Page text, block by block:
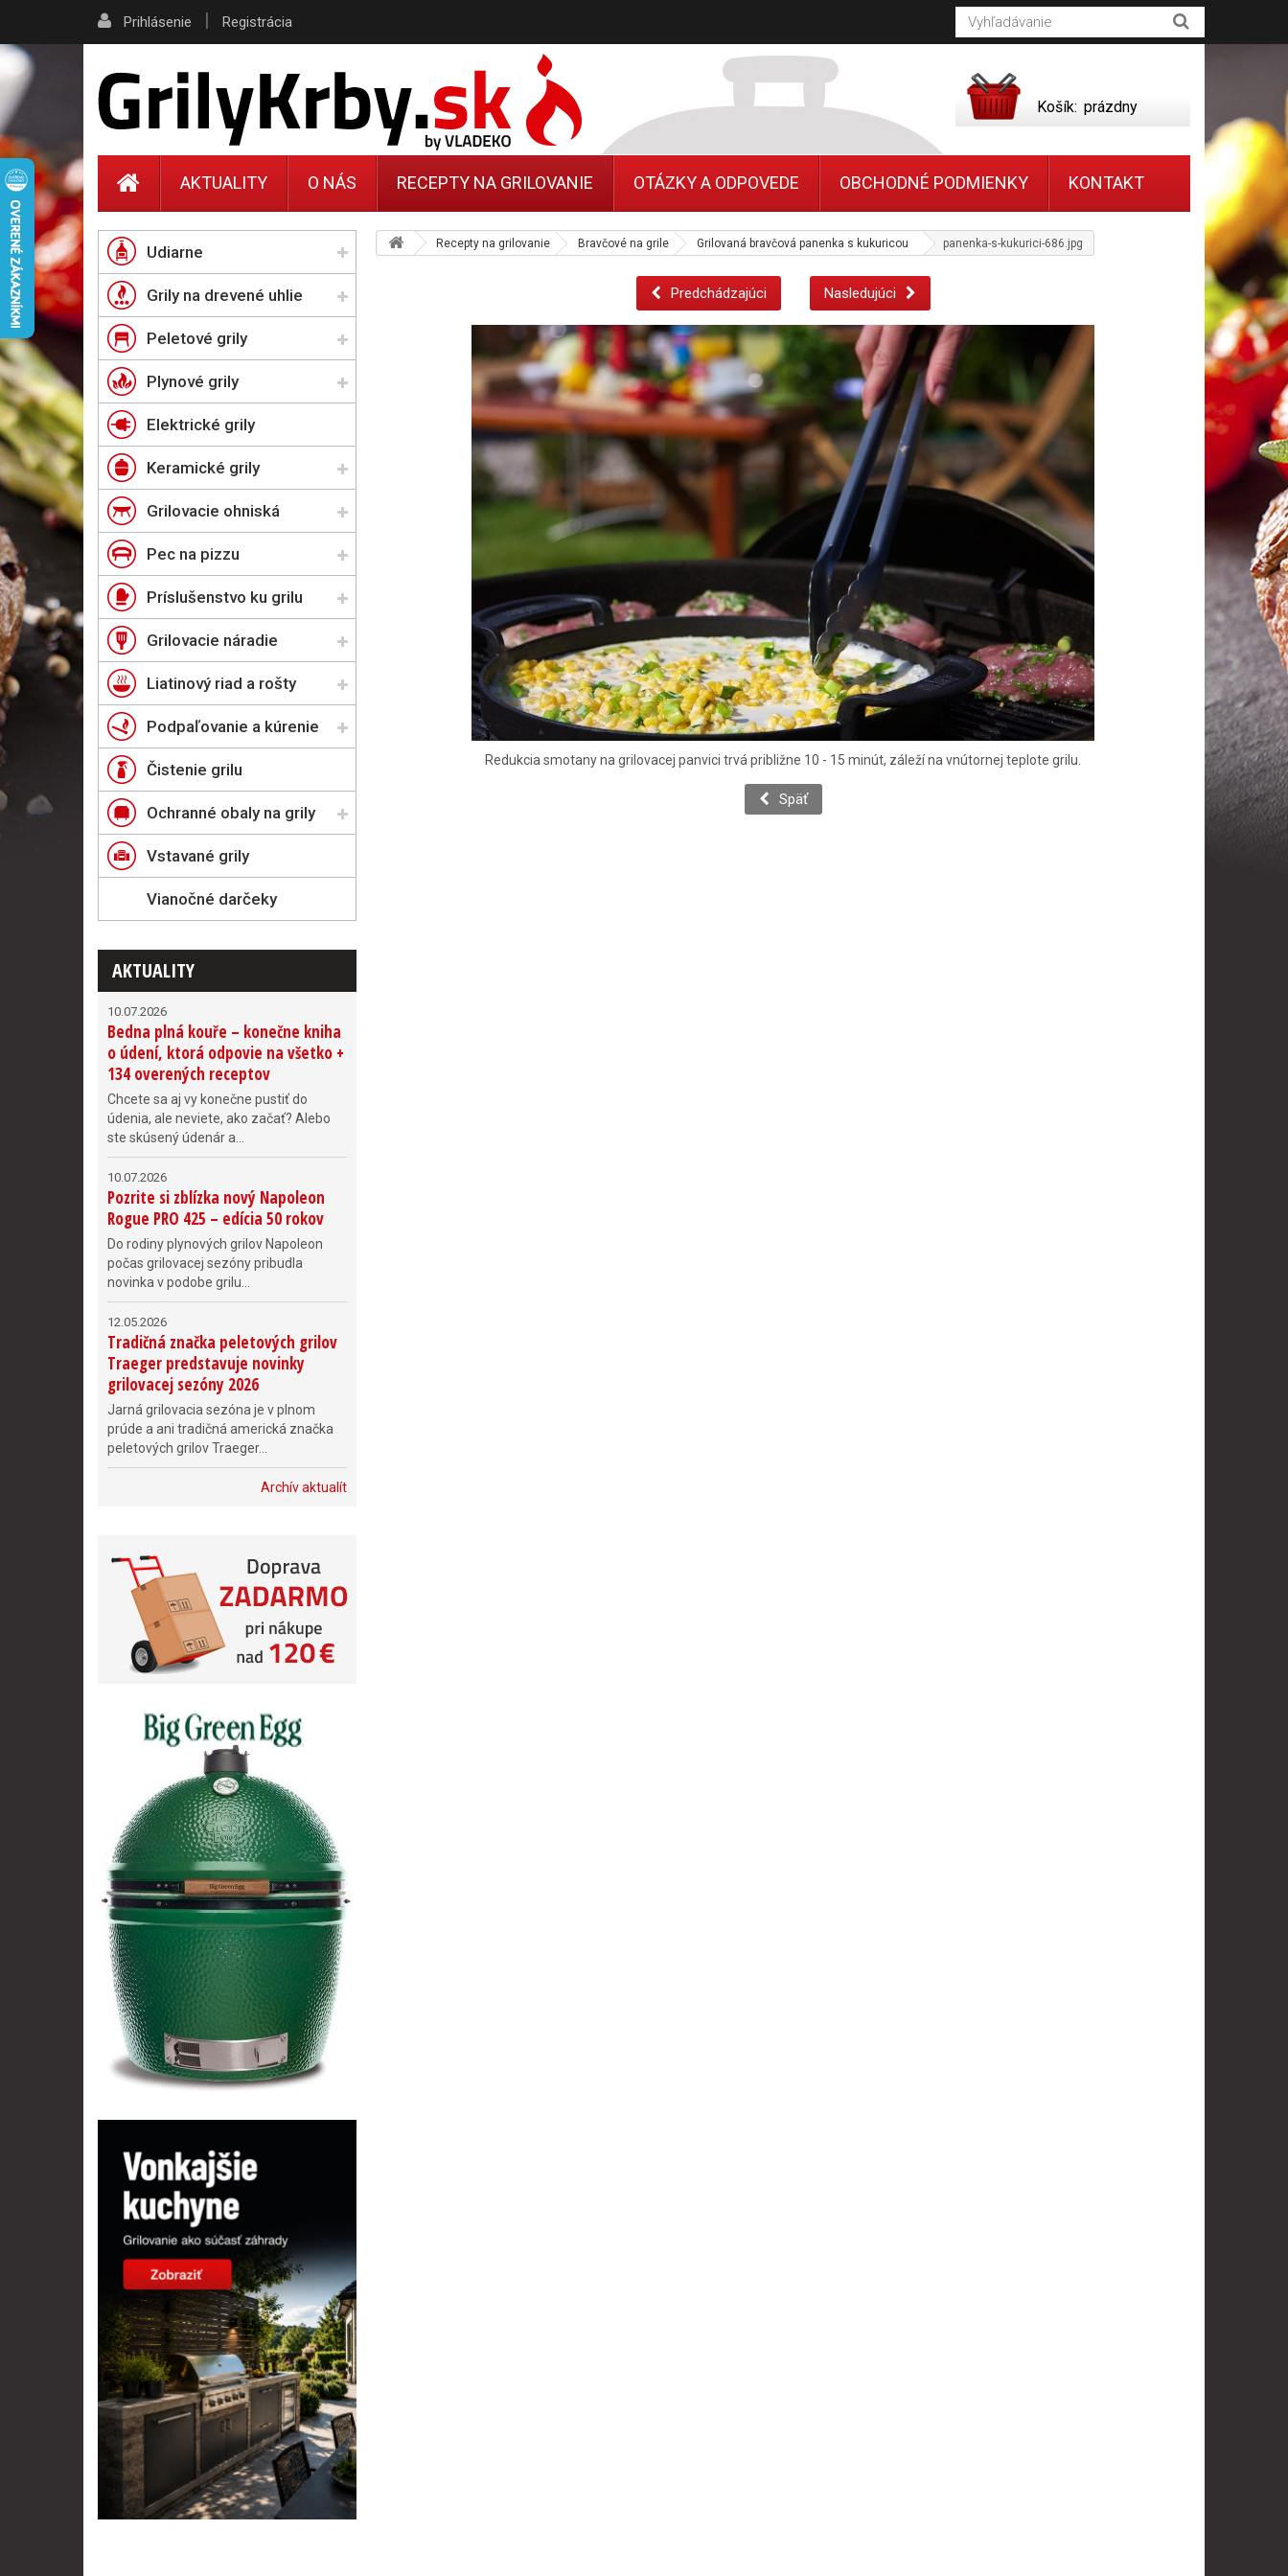
Recepty na grilovanie Bravčové na grile Grilovaná bravčová panenka s kukuricou panenka-s-kukurici-686.jpg
Predchádzajúci Nasledujúci
Redukcia smotany na grilovacej panvici trvá približne 10 - 15 minút, záleží na vnútornej teplote grilu.
Späť
Udiarne
Grily na drevené uhlie
Peletové grily
Plynové grily
Elektrické grily
Keramické grily
Grilovacie ohniská
Pec na pizzu
Príslušenstvo ku grilu
Grilovacie náradie
Liatinový riad a rošty
Podpaľovanie a kúrenie
Čistenie grilu
Ochranné obaly na grily
Vstavané grily
Vianočné darčeky
AKTUALITY
10.07.2026
Bedna plná kouře – konečne kniha
o údení, ktorá odpovie na všetko +
134 overených receptov
Chcete sa aj vy konečne pustiť do
údenia, ale neviete, ako začať? Alebo
ste skúsený údenár a...
10.07.2026
Pozrite si zblízka nový Napoleon
Rogue PRO 425 – edícia 50 rokov
Do rodiny plynových grilov Napoleon
počas grilovacej sezóny pribudla
novinka v podobe grilu...
12.05.2026
Tradičná značka peletových grilov
Traeger predstavuje novinky
grilovacej sezóny 2026
Jarná grilovacia sezóna je v plnom
prúde a ani tradičná americká značka
peletových grilov Traeger...
Archív aktualít
Prihlásenie | Registrácia
Košík: prázdny
AKTUALITY O NÁS RECEPTY NA GRILOVANIE OTÁZKY A ODPOVEDE OBCHODNÉ PODMIENKY KONTAKT